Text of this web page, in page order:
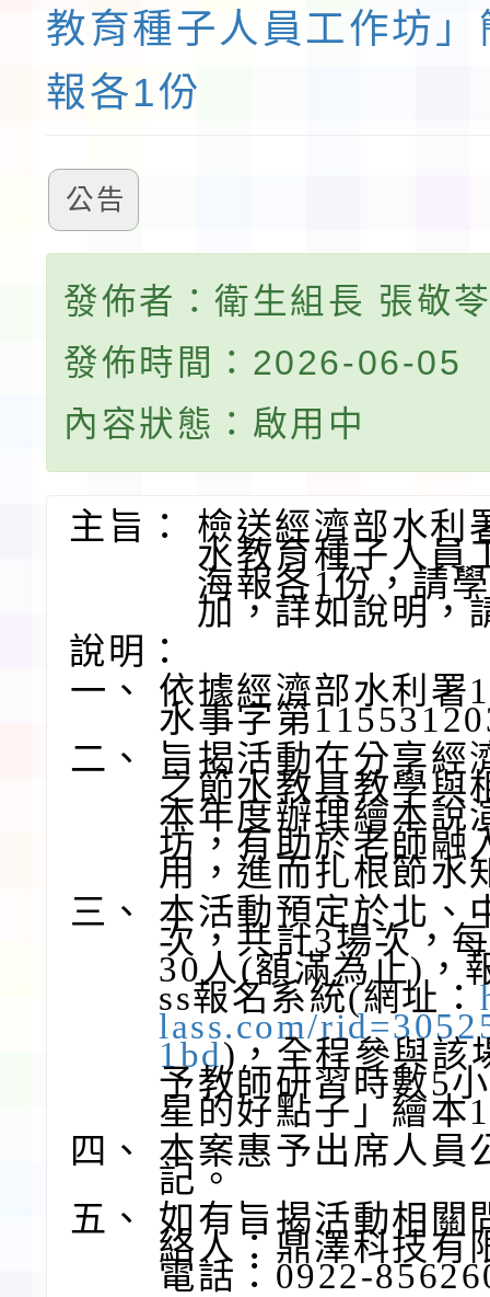
教育種子人員工作坊
報各1份
公告
發佈者：衛生組長 張敬
發佈時間：2026-06-05
內容狀態：啟用中
主旨： 檢送經濟部水利
水教育種子人員
海報各1份，請
加，詳如說明，
說明：
一、
依據經濟部水利署
水事字第
二、
旨揭活動在分享經
之節水教具教學與
本年度辦理繪本說
坊，有助於老師融
用，進而扎根節水
三、
本活動預定於北、
次，共計3場次，
30人(額滿為止)，
ss報名系統(網址：
lass.com/
1bd)，全程參與該
予教師研習時數5
星的好點子」繪本
四、
本案惠予出席人員
記。
五、
如有旨揭活動相關
絡人：鼎澤科技有
電話：0922-